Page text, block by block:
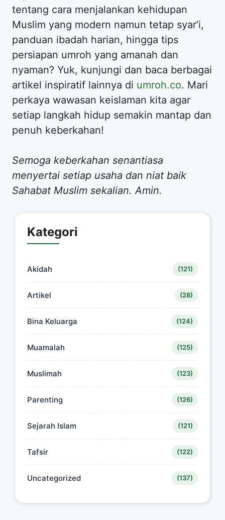
tentang cara menjalankan kehidupan
Muslim yang modern namun tetap syar’i,
panduan ibadah harian, hingga tips
persiapan umroh yang amanah dan
nyaman? Yuk, kunjungi dan baca berbagai
artikel inspiratif lainnya di umroh.co. Mari
perkaya wawasan keislaman kita agar
setiap langkah hidup semakin mantap dan
penuh keberkahan!
Semoga keberkahan senantiasa
menyertai setiap usaha dan niat baik
Sahabat Muslim sekalian. Amin.
Kategori
Akidah (121)
Artikel (28)
Bina Keluarga (124)
Muamalah (125)
Muslimah (123)
Parenting (126)
Sejarah Islam (121)
Tafsir (122)
Uncategorized (137)